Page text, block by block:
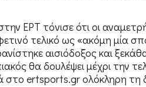
ΕΡΤ τόνισε ότι οι
τελικό ως «ακόμη μία
αισιόδοξος και
θα δουλέψει μέχρι την
στο ertsports.gr ολόκληρη